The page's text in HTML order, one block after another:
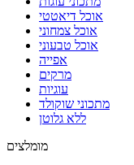
אוכל דיאטטי
אוכל צמחוני
אוכל טבעוני
אפייה
מרקים
עוגיות
מתכוני שוקולד
ללא גלוטן
מומלצים